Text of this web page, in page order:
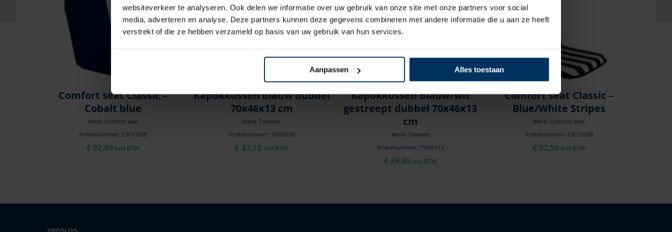
websiteverkeer te analyseren. Ook delen we informatie over uw gebruik van onze site met onze partners voor social
media, adverteren en analyse. Deze partners kunnen deze gegevens combineren met andere informatie die u aan ze heeft
verstrekt of die ze hebben verzameld op basis van uw gebruik van hun services.
Aanpassen Alles toestaan
Comfort seat Classic –
Cobalt blue
Merk: Comfort seat
Artikelnummer: CSC1103B
€ 92,50 incl BTW
Kapokkussen blauw dubbel
70x46x13 cm
Merk: Talamex
Artikelnummer: 79505100
€ 43,10 incl BTW
Kapokkussen blauw/wit
gestreept dubbel 70x46x13
cm
Merk: Talamex
Artikelnummer: 79505113
€ 39,80 incl BTW
Comfort seat Classic –
Blue/White Stripes
Merk: Comfort seat
Artikelnummer: CSC1226B
€ 92,50 incl BTW